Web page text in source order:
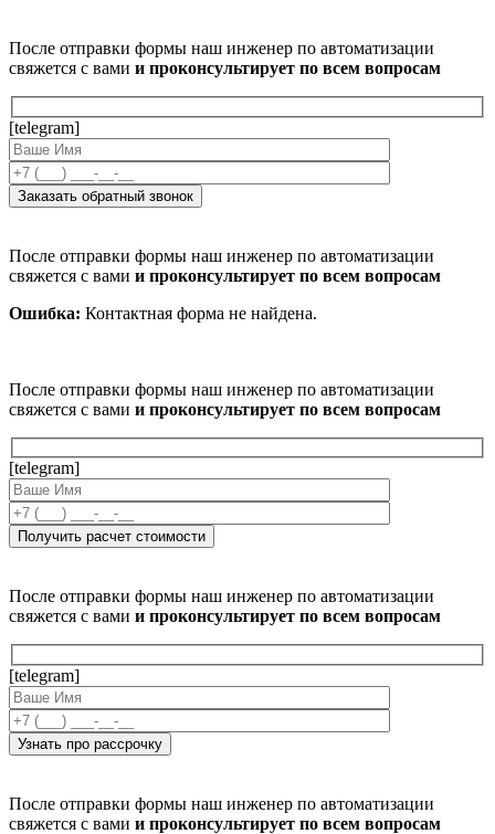
После отправки формы наш инженер по автоматизации
свяжется с вами и проконсультирует по всем вопросам
[telegram]
После отправки формы наш инженер по автоматизации
свяжется с вами и проконсультирует по всем вопросам
Ошибка: Контактная форма не найдена.
После отправки формы наш инженер по автоматизации
свяжется с вами и проконсультирует по всем вопросам
[telegram]
После отправки формы наш инженер по автоматизации
свяжется с вами и проконсультирует по всем вопросам
[telegram]
После отправки формы наш инженер по автоматизации
свяжется с вами и проконсультирует по всем вопросам